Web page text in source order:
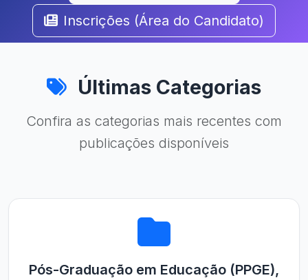
Inscrições (Área do Candidato)
Últimas Categorias
Confira as categorias mais recentes com
publicações disponíveis
Pós-Graduação em Educação (PPGE),